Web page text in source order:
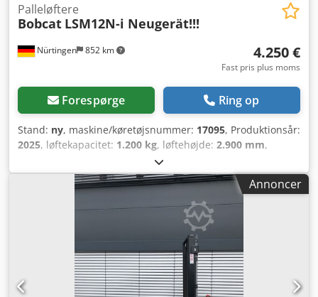
Nürtingen 852 km
Palleløftere
Bobcat LSM12N-i Neugerät!!!
4.250 €
Fast pris plus moms
Forespørge Ring op
Stand: ny, maskine/køretøjsnummer: 17095, Produktionsår:
2025, løftekapacitet: 1.200 kg, løftehøjde: 2.900 mm,
, brændstoftype:
mastetype:simplex, bygningshøjde:1.970 mm,
batterispænding:24 V, gaffellængde:1.150 mm , samlet
, 5180321 Serienummer: OBWNR-000081
Csdpfx Ajzfd Dbslnjha Batteridetaljer: 24 V, 60 Ah
Annoncer